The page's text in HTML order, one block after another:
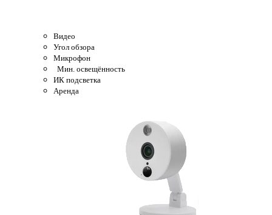
Видео
Угол обзора
Микрофон
Мин. освещённость
ИК подсветка
Аренда